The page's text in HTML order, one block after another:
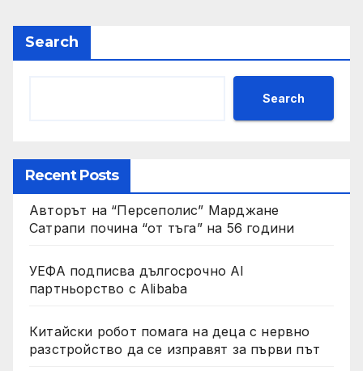
Search
Search
Recent Posts
Авторът на “Персеполис” Марджане
Сатрапи почина “от тъга” на 56 години
УЕФА подписва дългосрочно AI
партньорство с Alibaba
Китайски робот помага на деца с нервно
разстройство да се изправят за първи път